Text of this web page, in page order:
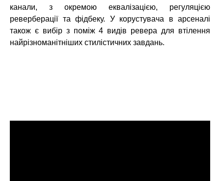
канали, з окремою еквалізацією, регуляцією
реверберації та фідбеку. У корустувача в арсеналі
також є вибір з поміж 4 видів ревера для втілення
найрізноманітніших стилістичних завдань.